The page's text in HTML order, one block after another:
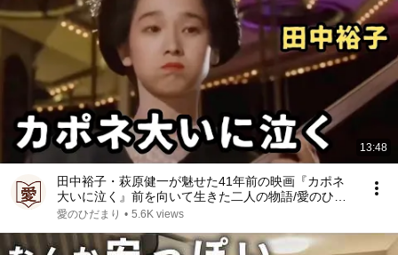
13:48
田中裕子・萩原健一が魅せた41年前の映画『カポネ
大いに泣く』前を向いて生きた二人の物語/愛のひだ
まり
愛のひだまり • 5.6K views